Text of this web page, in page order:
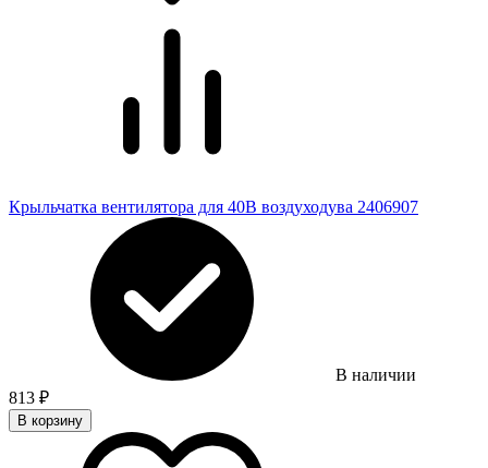
Крыльчатка вентилятора для 40В воздуходува 2406907
В наличии
813 ₽
В корзину